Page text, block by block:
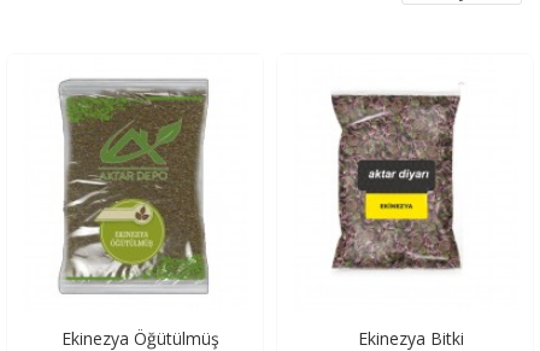
Ekinezya Öğütülmüş
Ekinezya Bitki